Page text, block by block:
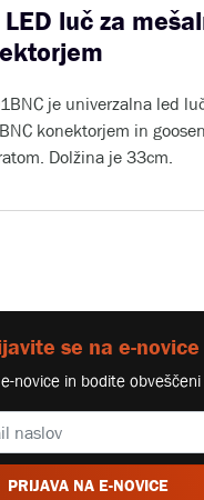
luč za
je univerzalna led
konektorjem in
Dolžina je 33cm.
se na e-novice
novice in bodite
PRIJAVA NA E-NOVICE